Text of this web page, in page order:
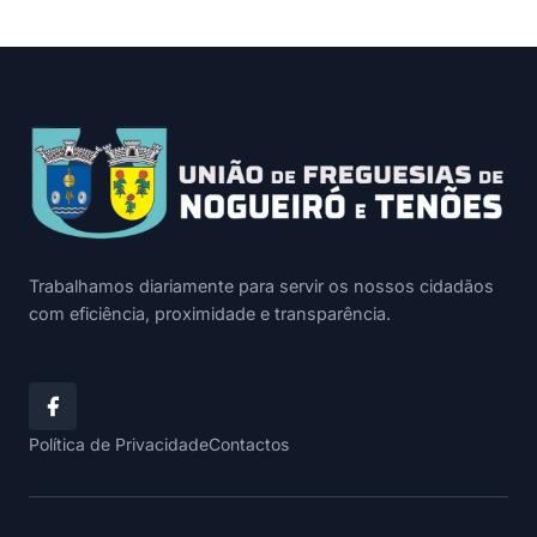
Trabalhamos diariamente para servir os nossos cidadãos
com eficiência, proximidade e transparência.
Política de PrivacidadeContactos